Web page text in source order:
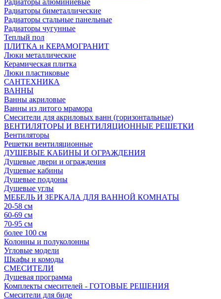
Радиаторы алюминиевые
Радиаторы биметаллические
Радиаторы стальные панельные
Радиаторы чугунные
Теплый пол
ПЛИТКА и КЕРАМОГРАНИТ
Люки металлические
Керамическая плитка
Люки пластиковые
САНТЕХНИКА
ВАННЫ
Ванны акриловые
Ванны из литого мрамора
Смесители для акриловых ванн (горизонтальные)
ВЕНТИЛЯТОРЫ И ВЕНТИЛЯЦИОННЫЕ РЕШЕТКИ
Вентиляторы
Решетки вентиляционные
ДУШЕВЫЕ КАБИНЫ И ОГРАЖДЕНИЯ
Душевые двери и ограждения
Душевые кабины
Душевые поддоны
Душевые углы
МЕБЕЛЬ И ЗЕРКАЛА ДЛЯ ВАННОЙ КОМНАТЫ
20-58 см
60-69 см
70-95 см
более 100 см
Колонны и полуколонны
Угловые модели
Шкафы и комоды
СМЕСИТЕЛИ
Душевая программа
Комплекты смесителей - ГОТОВЫЕ РЕШЕНИЯ
Смесители для биде